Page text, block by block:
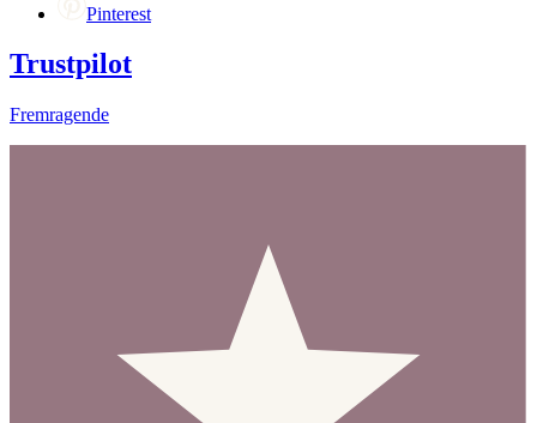
Pinterest
Trustpilot
Fremragende